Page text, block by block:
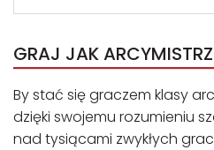
GRAJ JAK
By stać się graczem klasy
dzięki swojemu rozumieniu
nad tysiącami zwykłych